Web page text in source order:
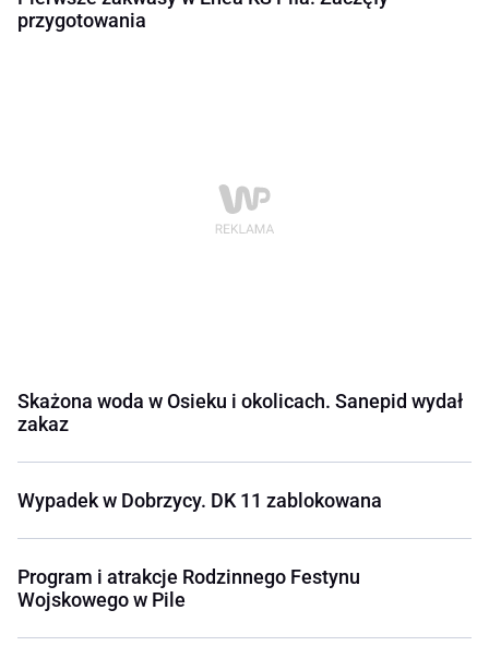
przygotowania
Skażona woda w Osieku i okolicach. Sanepid wydał
zakaz
Wypadek w Dobrzycy. DK 11 zablokowana
Program i atrakcje Rodzinnego Festynu
Wojskowego w Pile